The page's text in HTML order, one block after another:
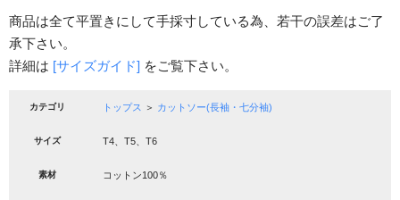
商品は全て平置きにして手採寸している為、若干の誤差はご了
承下さい。
詳細は [サイズガイド] をご覧下さい。
カテゴリ トップス ＞ カットソー(長袖・七分袖)
サイズ T4、T5、T6
素材 コットン100％